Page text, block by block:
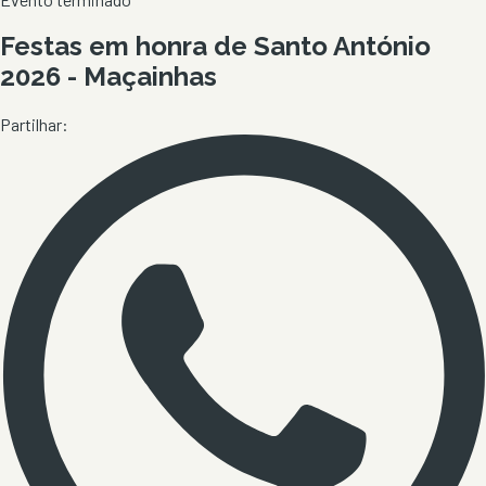
Festas em honra de Santo António
2026 - Maçainhas
Partilhar: